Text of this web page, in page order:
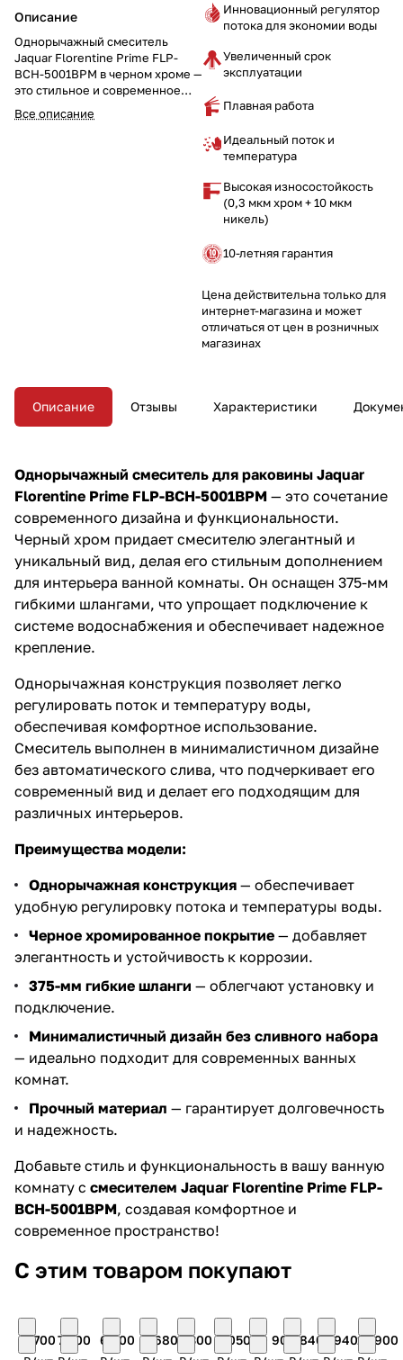
Описание
Однорычажный смеситель
Jaquar Florentine Prime FLP-
BCH-5001BPM в черном хроме —
это стильное и современное
решение для вашей раковины в
ванной. Оснащен 375-мм
Все описание
Инновационный регулятор
потока для экономии воды
Увеличенный срок
эксплуатации
Плавная работа
Идеальный поток и
температура
Высокая износостойкость
(0,3 мкм хром + 10 мкм
никель)
10-летняя гарантия
Цена действительна только для
интернет-магазина и может
отличаться от цен в розничных
магазинах
Описание Отзывы Характеристики
Однорычажный смеситель для раковины Jaquar
Florentine Prime FLP-BCH-5001BPM — это сочетание
современного дизайна и функциональности.
Черный хром придает смесителю элегантный и
уникальный вид, делая его стильным дополнением
для интерьера ванной комнаты. Он оснащен 375-мм
гибкими шлангами, что упрощает подключение к
системе водоснабжения и обеспечивает надежное
крепление.
Однорычажная конструкция позволяет легко
регулировать поток и температуру воды,
обеспечивая комфортное использование.
Смеситель выполнен в минималистичном дизайне
без автоматического слива, что подчеркивает его
современный вид и делает его подходящим для
различных интерьеров.
Преимущества модели:
Однорычажная конструкция — обеспечивает
удобную регулировку потока и температуры воды.
Черное хромированное покрытие — добавляет
элегантность и устойчивость к коррозии.
375-мм гибкие шланги — облегчают установку и
подключение.
Минималистичный дизайн без сливного набора
— идеально подходит для современных ванных
комнат.
Прочный материал — гарантирует долговечность
и надежность.
Добавьте стиль и функциональность в вашу ванную
комнату с смесителем Jaquar Florentine Prime FLP-
BCH-5001BPM, создавая комфортное и
современное пространство!
С этим товаром покупают
7 7007 200
6 200 4 6807 300 5 05010 9005 8405 94013 900